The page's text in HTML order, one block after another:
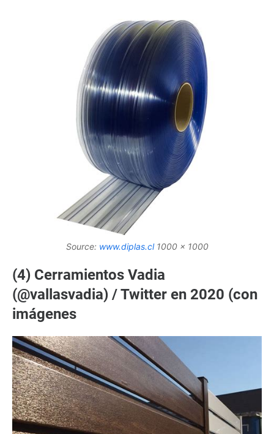
Source: www.diplas.cl1000 x 1000
(4) Cerramientos Vadia
(@vallasvadia) / Twitter en 2020 (con
imágenes